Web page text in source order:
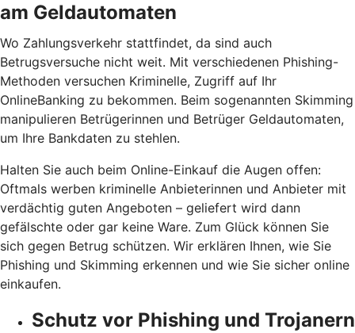
am Geldautomaten
Wo Zahlungsverkehr stattfindet, da sind auch
Betrugsversuche nicht weit. Mit verschiedenen Phishing-
Methoden versuchen Kriminelle, Zugriff auf Ihr
OnlineBanking zu bekommen. Beim sogenannten Skimming
manipulieren Betrügerinnen und Betrüger Geldautomaten,
um Ihre Bankdaten zu stehlen.
Halten Sie auch beim Online-Einkauf die Augen offen:
Oftmals werben kriminelle Anbieterinnen und Anbieter mit
verdächtig guten Angeboten – geliefert wird dann
gefälschte oder gar keine Ware. Zum Glück können Sie
sich gegen Betrug schützen. Wir erklären Ihnen, wie Sie
Phishing und Skimming erkennen und wie Sie sicher online
einkaufen.
Schutz vor Phishing und Trojanern